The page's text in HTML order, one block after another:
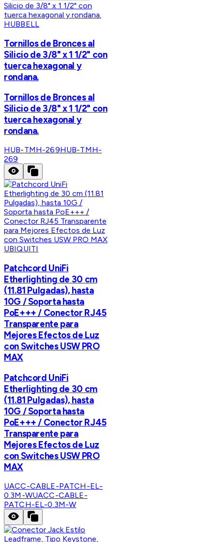
HUBBELL
Tornillos de Bronces al
Silicio de 3/8" x 1 1/2" con
tuerca hexagonal y
rondana.
Tornillos de Bronces al
Silicio de 3/8" x 1 1/2" con
tuerca hexagonal y
rondana.
HUB-TMH-269HUB-TMH-
269
UBIQUITI
Patchcord UniFi
Etherlighting de 30 cm
(11.81 Pulgadas), hasta
10G / Soporta hasta
PoE+++ / Conector RJ45
Transparente para
Mejores Efectos de Luz
con Switches USW PRO
MAX
Patchcord UniFi
Etherlighting de 30 cm
(11.81 Pulgadas), hasta
10G / Soporta hasta
PoE+++ / Conector RJ45
Transparente para
Mejores Efectos de Luz
con Switches USW PRO
MAX
UACC-CABLE-PATCH-EL-
0.3M-WUACC-CABLE-
PATCH-EL-0.3M-W